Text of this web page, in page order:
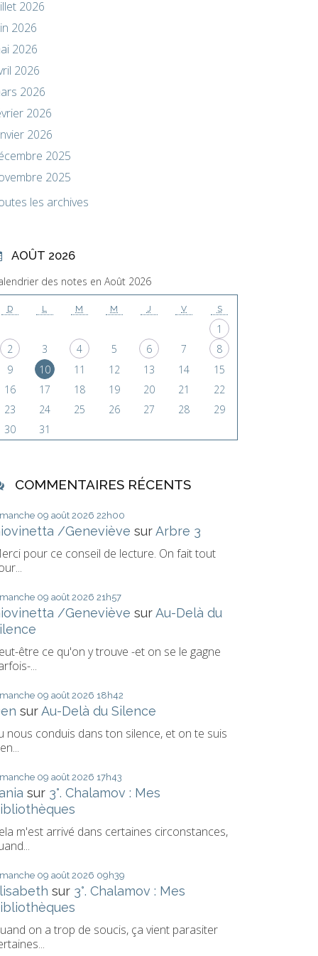
2026
2026
2026
2026
2026
2026
2026
2025
2025
les archives
AOÛT 2026
des notes en Août 2026
D L M M J V S
1
2
3 4 5 6 7
8
9
10 11 12 13 14
15
16
17 18 19 20 21
22
23
24 25 26 27 28
29
30
31
COMMENTAIRES RÉCENTS
09 août 2026 22h00
/Geneviève surArbre 3
pour ce conseil de lecture. On fait tout
09 août 2026 21h57
/Geneviève surAu-Delà du
être ce qu'on y trouve -et on se le gagne
...
09 août 2026 18h42
surAu-Delà du Silence
nous conduis dans ton silence, et on te suis
09 août 2026 17h43
sur 3°. Chalamov : Mes
m'est arrivé dans certaines circonstances,
09 août 2026 09h39
sur 3°. Chalamov : Mes
on a trop de soucis, ça vient parasiter